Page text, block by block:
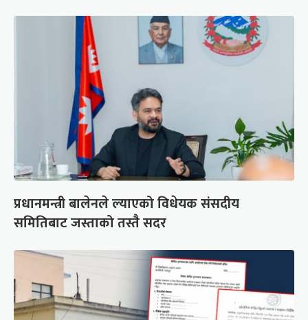
प्रधानमन्त्री बालेनले ल्याएको विधेयक संसदीय
समितिबाट जस्ताको तस्तै सदर